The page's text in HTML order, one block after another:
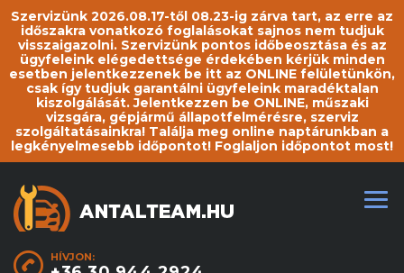
Szervizünk 2026.08.17-től 08.23-ig zárva tart, az erre az
időszakra vonatkozó foglalásokat sajnos nem tudjuk
visszaigazolni. Szervizünk pontos időbeosztása és az
ügyfeleink elégedettsége érdekében kérjük minden
esetben jelentkezzenek be itt az ONLINE felületünkön,
csak így tudjuk garantálni ügyfeleink maradéktalan
kiszolgálását. Jelentkezzen be ONLINE, műszaki
vizsgára, gépjármű állapotfelmérésre, szerviz
szolgáltatásainkra! Találja meg online naptárunkban a
legkényelmesebb időpontot! Foglaljon időpontot most!
HÍVJON: